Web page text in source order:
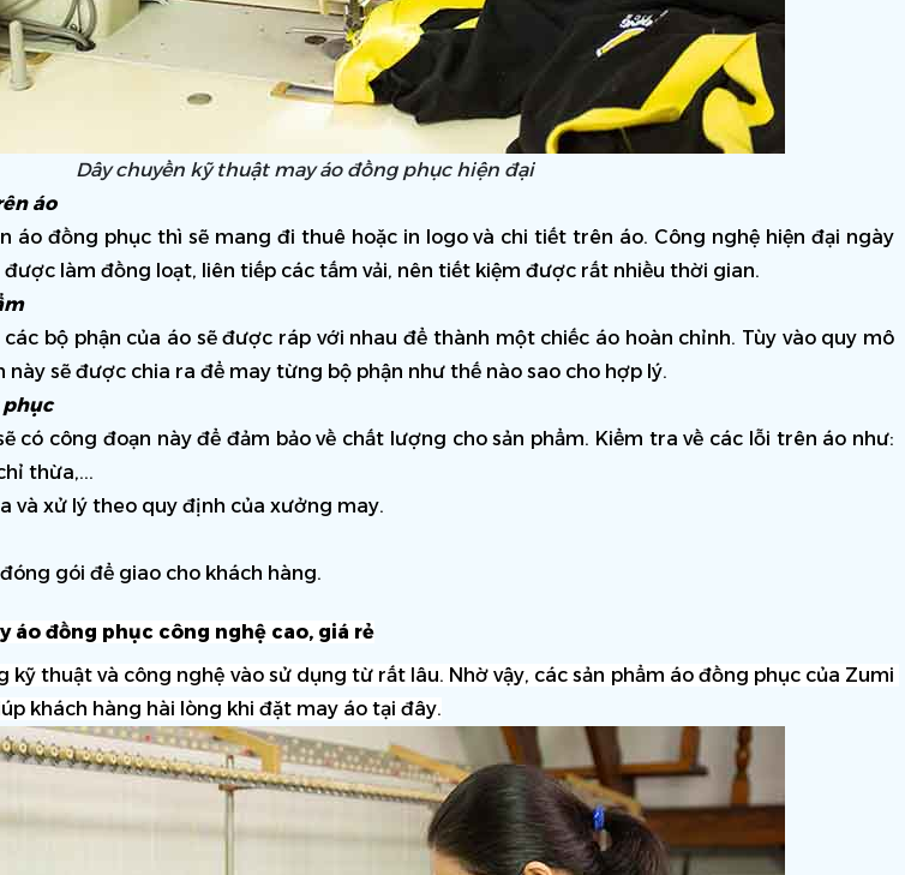
Dây chuyền kỹ thuật may áo đồng phục hiện đại
áo
áo đồng phục thì sẽ mang đi thuê hoặc in logo và chi tiết trên áo. Công nghệ hiện đại ngày
làm đồng loạt, liên tiếp các tấm vải, nên tiết kiệm được rất nhiều thời gian.
bộ phận của áo sẽ được ráp với nhau để thành một chiếc áo hoàn chỉnh. Tùy vào quy mô
sẽ được chia ra để may từng bộ phận như thế nào sao cho hợp lý.
có công đoạn này để đảm bảo về chất lượng cho sản phẩm. Kiểm tra về các lỗi trên áo như:
thừa,...
và xử lý theo quy định của xưởng may.
gói để giao cho khách hàng.
áo đồng phục công nghệ cao, giá rẻ
kỹ thuật và công nghệ vào sử dụng từ rất lâu. Nhờ vậy, các sản phẩm áo đồng phục của Zumi
khách hàng hài lòng khi đặt may áo tại đây.